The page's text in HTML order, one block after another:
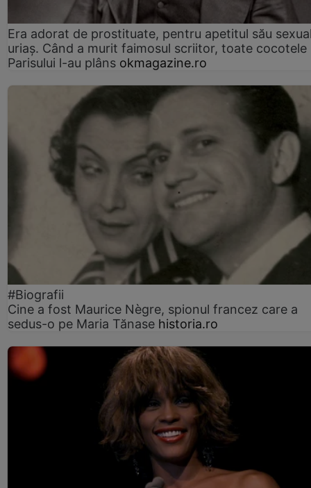
Era adorat de prostituate, pentru apetitul său
uriaș. Când a murit faimosul scriitor, toate cocotele
Parisului l-au plâns okmagazine.ro
#Biografii
Cine a fost Maurice Nègre, spionul francez care a
sedus-o pe Maria Tănase historia.ro